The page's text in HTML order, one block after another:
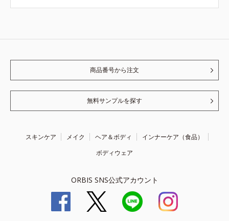
商品番号から注文
無料サンプルを探す
スキンケア メイク ヘア＆ボディ
インナーケア（食品）
ボディウェア
ORBIS SNS公式アカウント